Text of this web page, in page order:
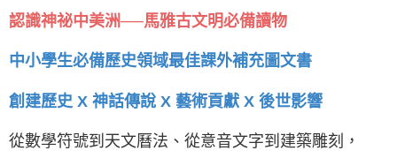
認識神祕中美洲──馬雅古文明必備讀物
中小學生必備歷史領域最佳課外補充圖文書
創建歷史 X 神話傳說 X 藝術貢獻 X 後世影響
從數學符號到天文曆法、從意音文字到建築雕刻，